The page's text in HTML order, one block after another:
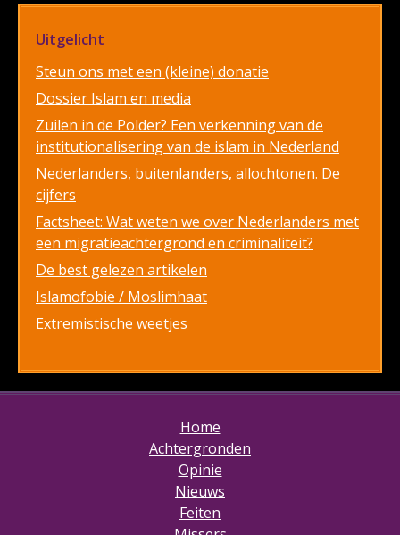
Uitgelicht
Steun ons met een (kleine) donatie
Dossier Islam en media
Zuilen in de Polder? Een verkenning van de
institutionalisering van de islam in Nederland
Nederlanders, buitenlanders, allochtonen. De
cijfers
Factsheet: Wat weten we over Nederlanders met
een migratieachtergrond en criminaliteit?
De best gelezen artikelen
Islamofobie / Moslimhaat
Extremistische weetjes
Home
Achtergronden
Opinie
Nieuws
Feiten